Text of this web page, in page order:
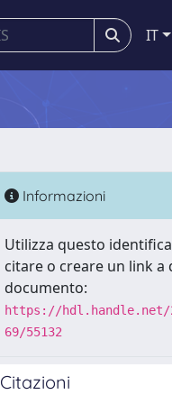
IT
Informazioni
Utilizza questo
citare o creare un link a
documento:
https://hdl.handle.net/
69/55132
Citazioni